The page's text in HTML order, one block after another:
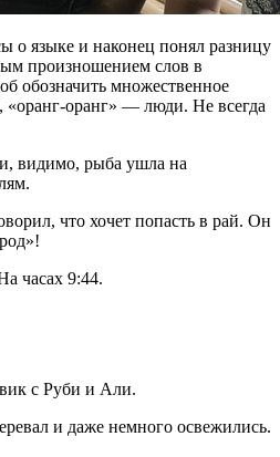
о языке и наконец понял разницу
произношением слов в
обозначить множественное
оранг» — люди. Не всегда
видимо, рыба ушла на
что хочет попасть в рай. Он
часах 9:44.
с Руби и Али.
и даже немного освежились.